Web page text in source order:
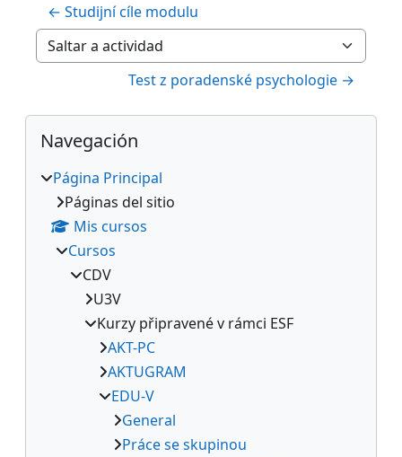
← Studijní cíle modulu
Saltar a actividad
Test z poradenské psychologie →
Bloques
Salta Navegación
Navegación
Página Principal
Páginas del sitio
Mis cursos
Cursos
CDV
U3V
Kurzy připravené v rámci ESF
AKT-PC
AKTUGRAM
EDU-V
General
Práce se skupinou